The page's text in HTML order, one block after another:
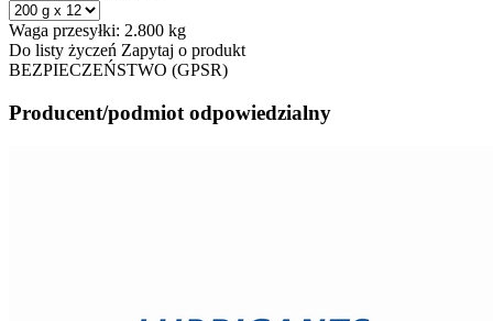
Waga przesyłki: 2.800 kg
Do listy życzeń Zapytaj o produkt
BEZPIECZEŃSTWO (GPSR)
Producent/podmiot odpowiedzialny